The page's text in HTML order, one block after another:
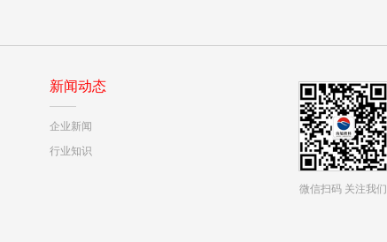
新闻动态
企业新闻
行业知识
微信扫码 关注我们